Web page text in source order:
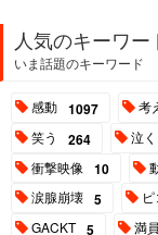
人気のキーワー
いま話題のキーワード
感動 1097 考
笑う 264 泣く
衝撃映像 10
涙腺崩壊 5
GACKT 5 満